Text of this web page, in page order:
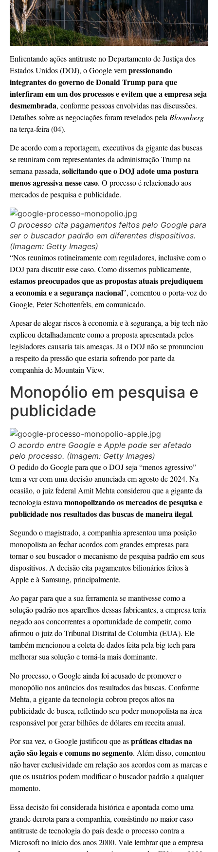
Enfrentando ações antitruste no Departamento de Justiça dos
Estados Unidos (DOJ), o Google vempressionando
integrantes do governo de Donald Trump para que
interfiram em um dos processos e evitem que a empresa seja
desmembrada, conforme pessoas envolvidas nas discussões.
Detalhes sobre as negociações foram revelados pela Bloomberg
na terça-feira (04).
De acordo com a reportagem, executivos da gigante das buscas
se reuniram com representantes da administração Trump na
semana passada, solicitando que o DOJ adote uma postura
menos agressiva nesse caso. O processo é relacionado aos
mercados de pesquisa e publicidade.
O processo cita pagamentos feitos pelo Google para
ser o buscador padrão em diferentes dispositivos.
(Imagem: Getty Images)
“Nos reunimos rotineiramente com reguladores, inclusive com o
DOJ para discutir esse caso. Como dissemos publicamente,
estamos preocupados que as propostas atuais prejudiquem
a economia e a segurança nacional”, comentou o porta-voz do
Google, Peter Schottenfels, em comunicado.
Apesar de alegar riscos à economia e à segurança, a big tech não
explicou detalhadamente como a proposta apresentada pelos
legisladores causaria tais ameaças. Já o DOJ não se pronunciou
a respeito da pressão que estaria sofrendo por parte da
companhia de Mountain View.
Monopólio em pesquisa e
publicidade
O acordo entre Google e Apple pode ser afetado
pelo processo. (Imagem: Getty Images)
O pedido do Google para que o DOJ seja “menos agressivo”
tem a ver com uma decisão anunciada em agosto de 2024. Na
ocasião, o juiz federal Amit Mehta considerou que a gigante da
tecnologia estava monopolizando os mercados de pesquisa e
publicidade nos resultados das buscas de maneira ilegal.
Segundo o magistrado, a companhia apresentou uma posição
monopolista ao fechar acordos com grandes empresas para
tornar o seu buscador o mecanismo de pesquisa padrão em seus
dispositivos. A decisão cita pagamentos bilionários feitos à
Apple e à Samsung, principalmente.
Ao pagar para que a sua ferramenta se mantivesse como a
solução padrão nos aparelhos dessas fabricantes, a empresa teria
negado aos concorrentes a oportunidade de competir, como
afirmou o juiz do Tribunal Distrital de Columbia (EUA). Ele
também mencionou a coleta de dados feita pela big tech para
melhorar sua solução e torná-la mais dominante.
No processo, o Google ainda foi acusado de promover o
monopólio nos anúncios dos resultados das buscas. Conforme
Mehta, a gigante da tecnologia cobrou preços altos na
publicidade de busca, refletindo seu poder monopolista na área
responsável por gerar bilhões de dólares em receita anual.
Por sua vez, o Google justificou que aspráticas citadas na
ação são legais e comuns no segmento. Além disso, comentou
não haver exclusividade em relação aos acordos com as marcas e
que os usuários podem modificar o buscador padrão a qualquer
momento.
Essa decisão foi considerada histórica e apontada como uma
grande derrota para a companhia, consistindo no maior caso
antitruste de tecnologia do país desde o processo contra a
Microsoft no início dos anos 2000. Vale lembrar que a empresa